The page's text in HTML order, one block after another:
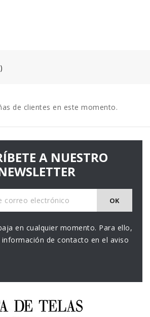
de clientes en este momento.
A NUESTRO
en cualquier momento. Para ello,
de contacto en el aviso